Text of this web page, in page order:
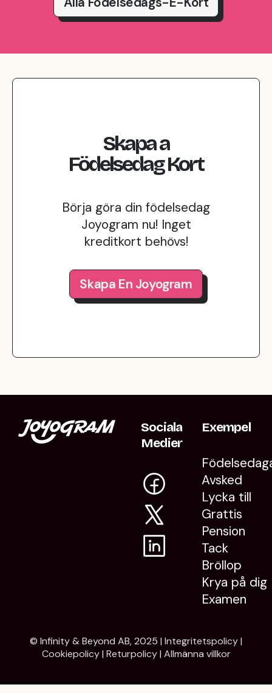
Skapaa
FödelsedagKort
Börja göra din födelsedag
Joyogram nu! Inget
kreditkort behövs!
Skapa En Joyogram
Sociala
Medier
Exempel
Avsked
Lycka till
Grattis
Pension
Tack
Bröllop
Krya på dig
Examen
© Infinity & Beyond AB, 2025 | Integritetspolicy|
Cookiepolicy | Returpolicy | Allmänna villkor